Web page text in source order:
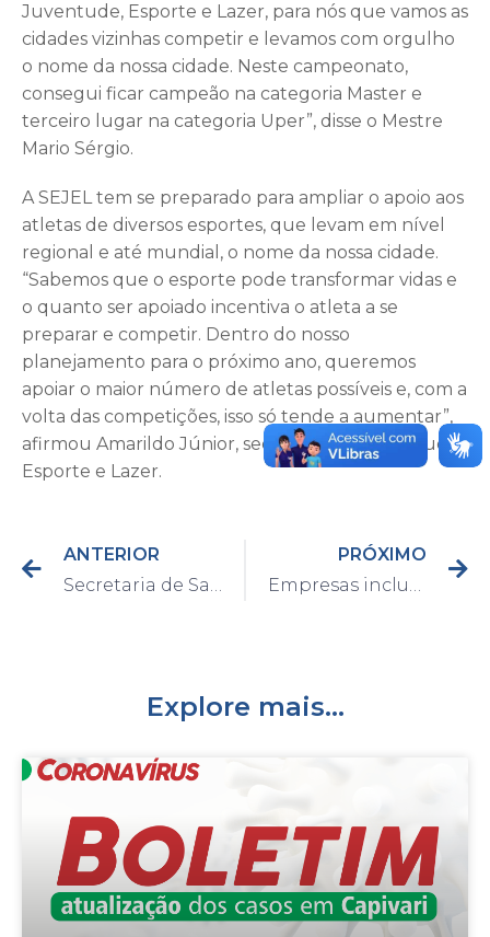
Juventude, Esporte e Lazer, para nós que vamos as
cidades vizinhas competir e levamos com orgulho
o nome da nossa cidade. Neste campeonato,
consegui ficar campeão na categoria Master e
terceiro lugar na categoria Uper”, disse o Mestre
Mario Sérgio.
A SEJEL tem se preparado para ampliar o apoio aos
atletas de diversos esportes, que levam em nível
regional e até mundial, o nome da nossa cidade.
“Sabemos que o esporte pode transformar vidas e
o quanto ser apoiado incentiva o atleta a se
preparar e competir. Dentro do nosso
planejamento para o próximo ano, queremos
apoiar o maior número de atletas possíveis e, com a
volta das competições, isso só tende a aumentar”,
afirmou Amarildo Júnior, secretário de Juventude,
Esporte e Lazer.
ANTERIOR
Secretaria de Saúde anuncia diminuição da frequência dos boletins epidemiológicos da Covid-19
PRÓXIMO
Empresas inclusas no Simples Nacional, que possuem débitos com a Prefeitura, podem aderir ao REFIS
Explore mais...